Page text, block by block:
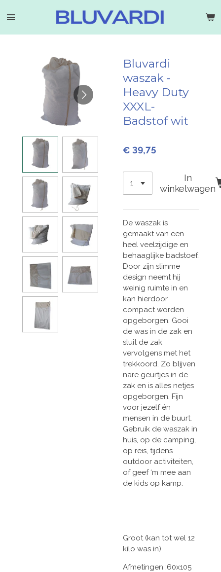
direct
Bluvardi
waszak -
Heavy Duty
XXXL-
Badstof wit
€ 39,75
In
winkelwagen
De waszak is
gemaakt van een
heel veelzijdige en
behaaglijke badstoef.
Door zijn slimme
design neemt hij
weinig ruimte in en
kan hierdoor
compact worden
opgeborgen. Gooi
de was in de zak en
sluit de zak
vervolgens met het
trekkoord. Zo blijven
nare geurtjes in de
zak en is alles netjes
opgeborgen. Fijn
voor jezelf én
mensen in de buurt.
Gebruik de waszak in
huis, op de camping,
op reis, tijdens
outdoor activiteiten,
of geef ‘m mee aan
de kids op kamp.
Groot (kan tot wel 12
kilo was in)
Afmetingen :60x105